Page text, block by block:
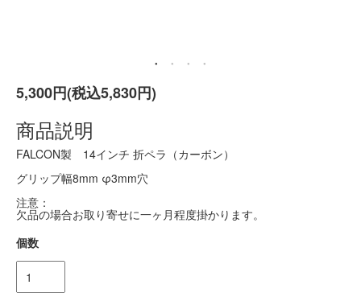
5,300円(税込5,830円)
商品説明
FALCON製 14インチ 折ペラ（カーボン）
グリップ幅8mm φ3mm穴
注意：
欠品の場合お取り寄せに一ヶ月程度掛かります。
個数